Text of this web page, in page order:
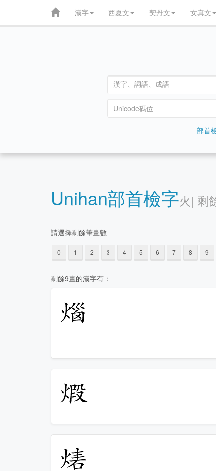
漢字 西夏文 契丹文 女真文
部首
Unihan部首檢字⽕| 剩
請選擇剩餘筆畫數
0 1 2 3 4 5 6 7 8 9
剩餘9晝的漢字有：
𤊲
𤊳
𤊴